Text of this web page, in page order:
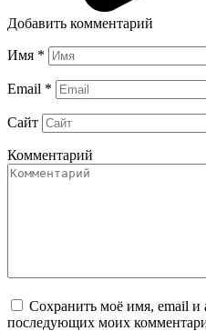
Добавить комментарий
Имя *
Email *
Сайт
Комментарий
Сохранить моё имя, email и
последующих моих